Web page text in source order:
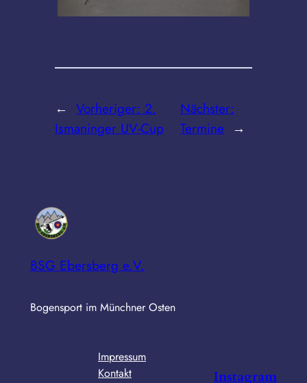
← Vorheriger: 2.
Ismaninger UV-Cup
Nächster:
Termine →
BSG Ebersberg e.V.
Bogensport im Münchner Osten
Impressum
Kontakt
Instagram